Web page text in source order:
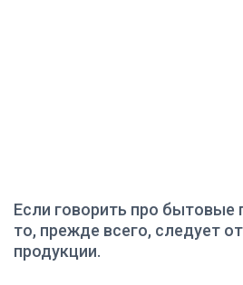
Если говорить про бытовые
то, прежде всего, следует
продукции.